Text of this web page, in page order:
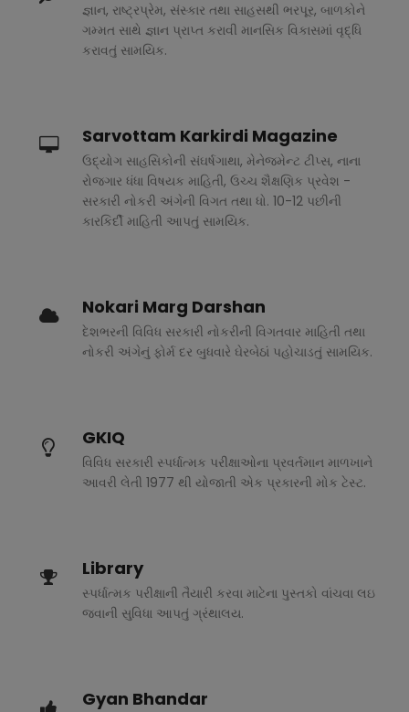
જ્ઞાન, રાષ્ટ્રપ્રેમ, સંસ્કાર તથા સાહસથી ભરપૂર, બાળકોને
ગમ્મત સાથે જ્ઞાન પ્રાપ્ત કરાવી માનસિક વિકાસમાં વૃદ્ધિ
કરાવતું સામયિક.
Sarvottam Karkirdi Magazine
ઉદ્યોગ સાહસિકોની સંઘર્ષગાથા, મેનેજમેન્ટ ટીપ્સ, નાના
રોજગાર ધંધા વિષયક માહિતી, ઉચ્ચ શૈક્ષણિક પ્રવેશ -
સરકારી નોકરી અંગેની વિગત તથા ધો. 10-12 પછીની
કારકિર્દી માહિતી આપતું સામયિક.
Nokari Marg Darshan
દેશભરની વિવિધ સરકારી નોકરીની વિગતવાર માહિતી તથા
નોકરી અંગેનું ફોર્મ દર બુધવારે ઘેરબેઠાં પહોચાડતું સામયિક.
GKIQ
વિવિધ સરકારી સ્પર્ધાત્મક પરીક્ષાઓના પ્રવર્તમાન માળખાને
આવરી લેતી 1977 થી યોજાતી એક પ્રકારની મોક ટેસ્ટ.
Library
સ્પર્ધાત્મક પરીક્ષાની તૈયારી કરવા માટેના પુસ્તકો વાંચવા લઇ
જવાની સુવિધા આપતું ગ્રંથાલય.
Gyan Bhandar